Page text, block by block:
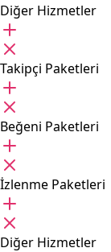
Diğer Hizmetler
Takipçi Paketleri
Beğeni Paketleri
İzlenme Paketleri
Diğer Hizmetler